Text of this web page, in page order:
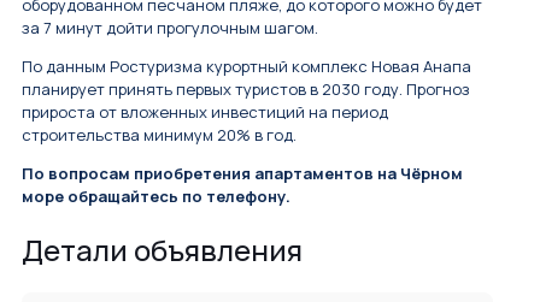
оборудованном песчаном пляже, до которого можно будет
за 7 минут дойти прогулочным шагом.
По данным Ростуризма курортный комплекс Новая Анапа
планирует принять первых туристов в 2030 году. Прогноз
прироста от вложенных инвестиций на период
строительства минимум 20% в год.
По вопросам приобретения апартаментов на Чёрном
море обращайтесь по телефону.
Детали объявления